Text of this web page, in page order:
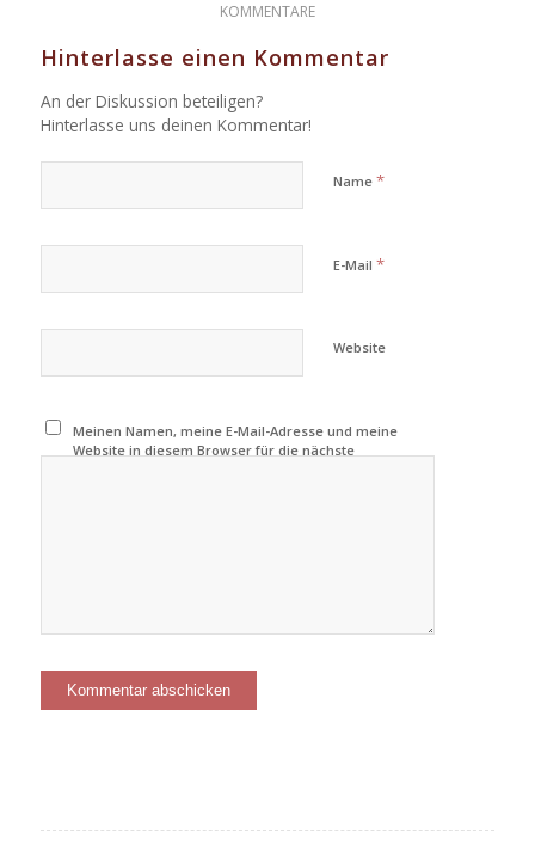
KOMMENTARE
Hinterlasse einen Kommentar
An der Diskussion beteiligen?
Hinterlasse uns deinen Kommentar!
Name *
E-Mail *
Website
Meinen Namen, meine E-Mail-Adresse und meine
Website in diesem Browser für die nächste